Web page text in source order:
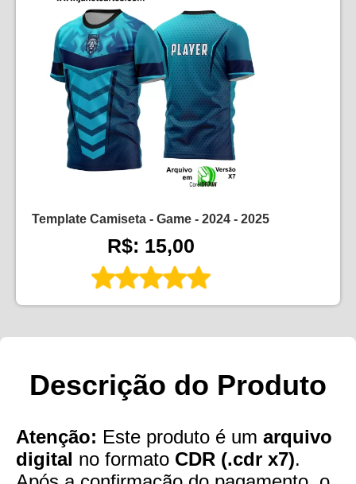
Template Camiseta - Game - 2024 - 2025
R$: 15,00
Descrição do Produto
Atenção: Este produto é um arquivo
digital no formato CDR (.cdr x7).